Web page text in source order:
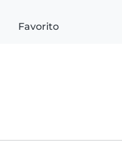
Favorito